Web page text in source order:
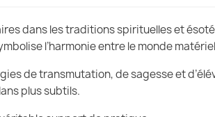
dans les traditions spirituelles et
l’harmonie entre le monde
de transmutation, de sagesse et
plus subtils.